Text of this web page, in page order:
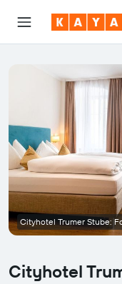
Cityhotel
Cityhotel Trumer Stube: